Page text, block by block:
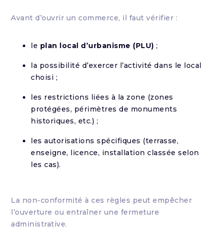
Avant d’ouvrir un commerce, il faut vérifier :
le plan local d’urbanisme (PLU) ;
la possibilité d’exercer l’activité dans le local
choisi ;
les restrictions liées à la zone (zones
protégées, périmètres de monuments
historiques, etc.) ;
les autorisations spécifiques (terrasse,
enseigne, licence, installation classée selon
les cas).
La non-conformité à ces règles peut empêcher
l’ouverture ou entraîner une fermeture
administrative.